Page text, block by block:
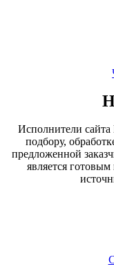
Исполнители сайта
подбору,
предложенной
является